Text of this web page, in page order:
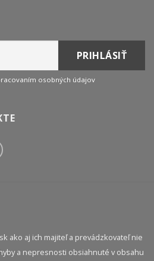
osobných údajov
ako aj ich majiteľ a prevádzkovateľ nie
a nepresnosti obsiahnuté v obsahu